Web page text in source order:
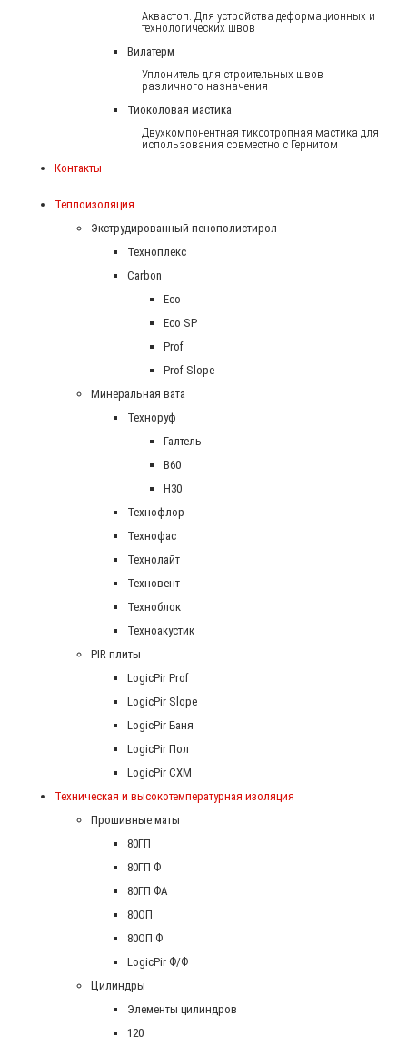
Аквастоп. Для устройства деформационных и
технологических швов
Вилатерм
Уплонитель для строительных швов
различного назначения
Тиоколовая мастика
Двухкомпонентная тиксотропная мастика для
использования совместно с Гернитом
Контакты
Теплоизоляция
Экструдированный пенополистирол
Техноплекс
Carbon
Eco
Eco SP
Prof
Prof Slope
Минеральная вата
Техноруф
Галтель
В60
Н30
Технофлор
Технофас
Технолайт
Техновент
Техноблок
Техноакустик
PIR плиты
LogicPir Prof
LogicPir Slope
LogicPir Баня
LogicPir Пол
LogicPir СХМ
Техническая и высокотемпературная изоляция
Прошивные маты
80ГП
80ГП Ф
80ГП ФА
80ОП
80ОП Ф
LogicPir Ф/Ф
Цилиндры
Элементы цилиндров
120